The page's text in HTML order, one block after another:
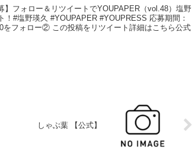
フォロー＆リツイートでYOUPAPER（vol.48）塩野
#塩野瑛久 #YOUPAPER #YOUPRESS 応募期間：
フォロー② この投稿をリツイート詳細はこちら公式
しゃぶ葉 【公式】